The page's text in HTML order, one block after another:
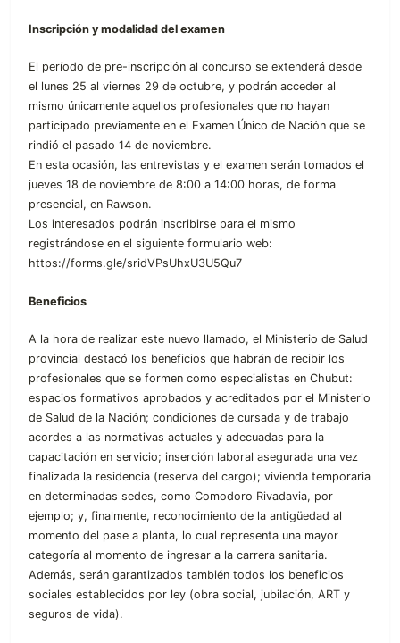
Inscripción y modalidad del examen
El período de pre-inscripción al concurso se extenderá desde
el lunes 25 al viernes 29 de octubre, y podrán acceder al
mismo únicamente aquellos profesionales que no hayan
participado previamente en el Examen Único de Nación que se
rindió el pasado 14 de noviembre.
En esta ocasión, las entrevistas y el examen serán tomados el
jueves 18 de noviembre de 8:00 a 14:00 horas, de forma
presencial, en Rawson.
Los interesados podrán inscribirse para el mismo
registrándose en el siguiente formulario web:
https://forms.gle/sridVPsUhxU3U5Qu7
Beneficios
A la hora de realizar este nuevo llamado, el Ministerio de Salud
provincial destacó los beneficios que habrán de recibir los
profesionales que se formen como especialistas en Chubut:
espacios formativos aprobados y acreditados por el Ministerio
de Salud de la Nación; condiciones de cursada y de trabajo
acordes a las normativas actuales y adecuadas para la
capacitación en servicio; inserción laboral asegurada una vez
finalizada la residencia (reserva del cargo); vivienda temporaria
en determinadas sedes, como Comodoro Rivadavia, por
ejemplo; y, finalmente, reconocimiento de la antigüedad al
momento del pase a planta, lo cual representa una mayor
categoría al momento de ingresar a la carrera sanitaria.
Además, serán garantizados también todos los beneficios
sociales establecidos por ley (obra social, jubilación, ART y
seguros de vida).